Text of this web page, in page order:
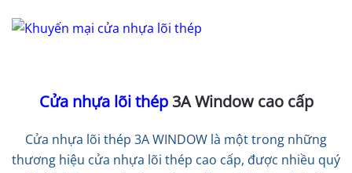
Cửa nhựa lõi thép3A Window cao cấp
Cửa nhựa lõi thép 3A WINDOW là một trong những
thương hiệu cửa nhựa lõi thép cao cấp, được nhiều quý